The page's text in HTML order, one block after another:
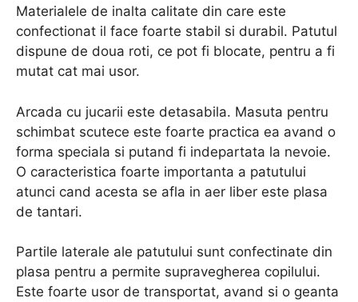
Materialele de inalta calitate din care este
confectionat il face foarte stabil si durabil. Patutul
dispune de doua roti, ce pot fi blocate, pentru a fi
mutat cat mai usor.
Arcada cu jucarii este detasabila. Masuta pentru
schimbat scutece este foarte practica ea avand o
forma speciala si putand fi indepartata la nevoie.
O caracteristica foarte importanta a patutului
atunci cand acesta se afla in aer liber este plasa
de tantari.
Partile laterale ale patutului sunt confectinate din
plasa pentru a permite supravegherea copilului.
Este foarte usor de transportat, avand si o geanta